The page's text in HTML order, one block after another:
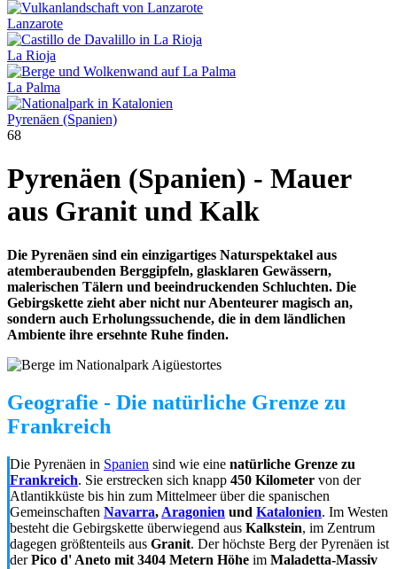
Lanzarote
La Rioja
La Palma
Pyrenäen (Spanien)
68
Pyrenäen (Spanien) - Mauer
aus Granit und Kalk
Die Pyrenäen sind ein einzigartiges Naturspektakel aus
atemberaubenden Berggipfeln, glasklaren Gewässern,
malerischen Tälern und beeindruckenden Schluchten. Die
Gebirgskette zieht aber nicht nur Abenteurer magisch an,
sondern auch Erholungssuchende, die in dem ländlichen
Ambiente ihre ersehnte Ruhe finden.
Geografie - Die natürliche Grenze zu
Frankreich
Die Pyrenäen in Spanien sind wie eine natürliche Grenze zu
Frankreich. Sie erstrecken sich knapp 450 Kilometer von der
Atlantikküste bis hin zum Mittelmeer über die spanischen
Gemeinschaften Navarra, Aragonien und Katalonien. Im Westen
besteht die Gebirgskette überwiegend aus Kalkstein, im Zentrum
dagegen größtenteils aus Granit. Der höchste Berg der Pyrenäen ist
derPico d' Aneto mit 3404 Metern Höhe im Maladetta-Massiv